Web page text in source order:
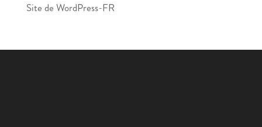
Site de WordPress-FR